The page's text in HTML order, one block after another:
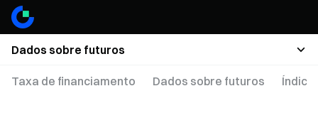
Dados sobre futuros
Taxa de financiamento Dados sobre futuros Índice